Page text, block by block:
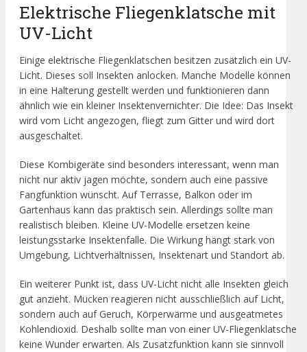
Elektrische Fliegenklatsche mit
UV-Licht
Einige elektrische Fliegenklatschen besitzen zusätzlich ein UV-
Licht. Dieses soll Insekten anlocken. Manche Modelle können
in eine Halterung gestellt werden und funktionieren dann
ähnlich wie ein kleiner Insektenvernichter. Die Idee: Das Insekt
wird vom Licht angezogen, fliegt zum Gitter und wird dort
ausgeschaltet.
Diese Kombigeräte sind besonders interessant, wenn man
nicht nur aktiv jagen möchte, sondern auch eine passive
Fangfunktion wünscht. Auf Terrasse, Balkon oder im
Gartenhaus kann das praktisch sein. Allerdings sollte man
realistisch bleiben. Kleine UV-Modelle ersetzen keine
leistungsstarke Insektenfalle. Die Wirkung hängt stark von
Umgebung, Lichtverhältnissen, Insektenart und Standort ab.
Ein weiterer Punkt ist, dass UV-Licht nicht alle Insekten gleich
gut anzieht. Mücken reagieren nicht ausschließlich auf Licht,
sondern auch auf Geruch, Körperwärme und ausgeatmetes
Kohlendioxid. Deshalb sollte man von einer UV-Fliegenklatsche
keine Wunder erwarten. Als Zusatzfunktion kann sie sinnvoll